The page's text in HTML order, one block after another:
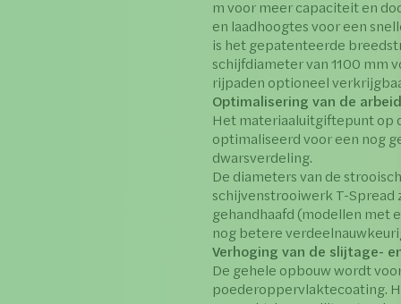
m voor meer capaciteit en
en laadhoogtes voor een
is het gepatenteerde
schijfdiameter van 1100 mm
rijpaden optioneel
Optimalisering van de
Het materiaaluitgiftepunt op
optimaliseerd voor een nog
dwarsverdeling.
De diameters van de
schijvenstrooiwerk T-
gehandhaafd (modellen met
nog betere
Verhoging van de slijtage-
De gehele opbouw wordt
poederoppervlaktecoating.